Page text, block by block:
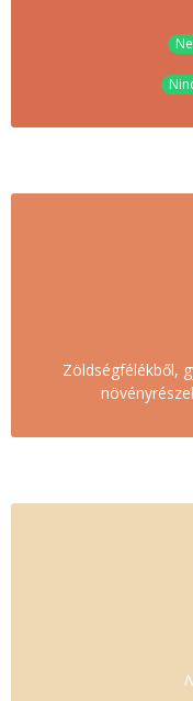
Zöldségfélékből,